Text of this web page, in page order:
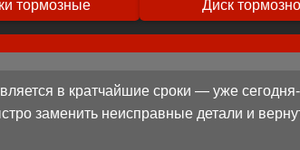
тормозные Диск
в кратчайшие сроки — уже
заменить неисправные детали и